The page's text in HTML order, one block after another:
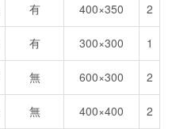
有 400×350 2
有 300×300 1
無 600×300 2
無 400×400 2